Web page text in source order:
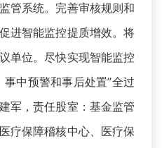
管系统。完善审核规则和
进智能监控提质增效。将
单位。尽快实现智能监控
中预警和事后处置”全过
军，责任股室：基金监管
疗保障稽核中心、医疗保